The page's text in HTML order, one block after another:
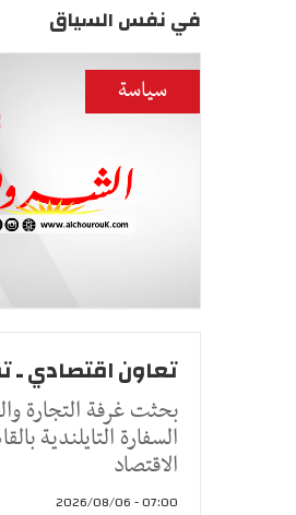
في نفس السياق
سياسة
تعاون اقتصادي ـ
بحثت غرفة التجارة
السفارة التايلندية
الاقتصاد
07:00 - 2026/08/06